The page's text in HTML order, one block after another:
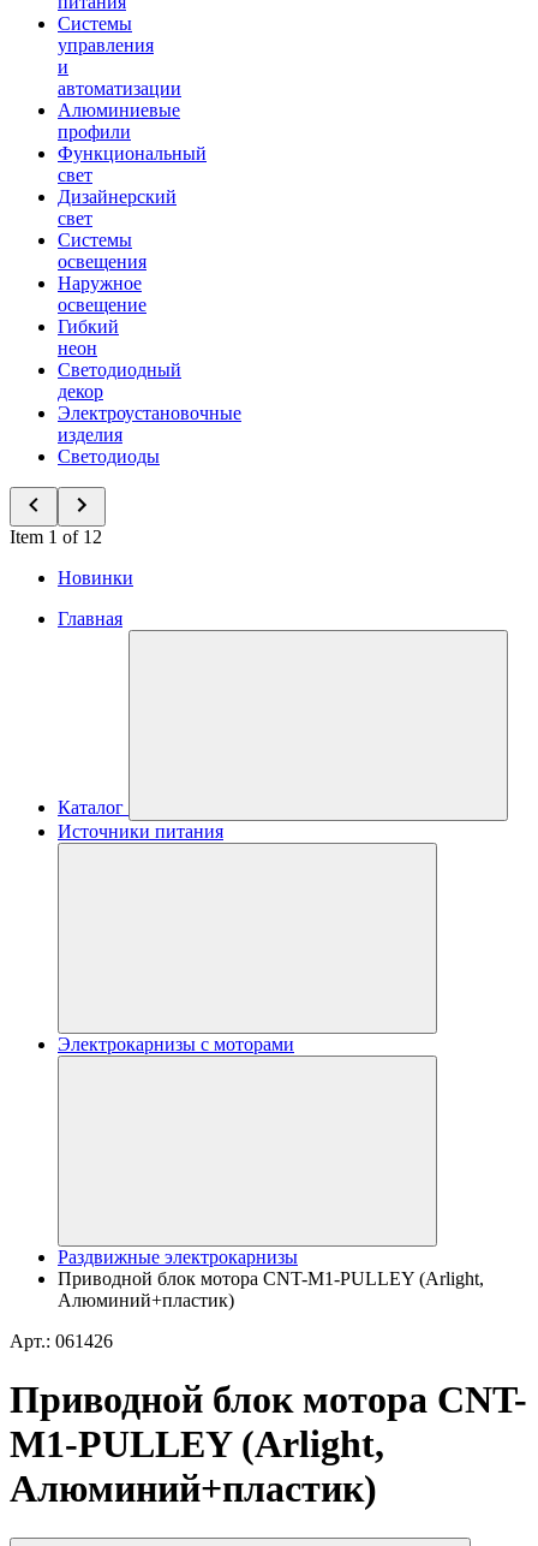
Системы
управления
и
автоматизации
Алюминиевые
профили
Функциональный
свет
Дизайнерский
свет
Системы
освещения
Наружное
освещение
Гибкий
неон
Светодиодный
декор
Электроустановочные
изделия
Светодиоды
Item 1 of 12
Новинки
Главная
Каталог
Источники питания
Электрокарнизы с моторами
Раздвижные электрокарнизы
Приводной блок мотора CNT-M1-PULLEY (Arlight,
Алюминий+пластик)
Арт.: 061426
Приводной блок мотора CNT-
M1-PULLEY (Arlight,
Алюминий+пластик)